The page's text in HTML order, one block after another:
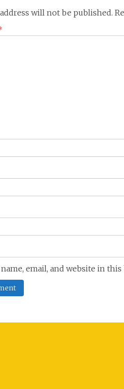
will not be published.
name, email, and website in